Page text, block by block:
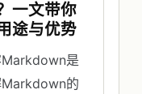
一文带你
途与优势
Markdown是
Markdown的